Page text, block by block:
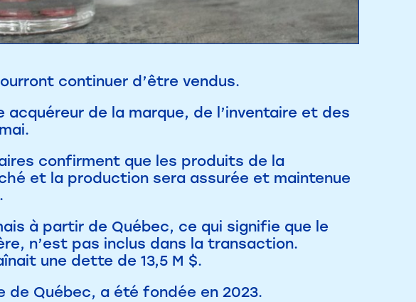
continuer d’être vendus.
de la marque, de l’inventaire et des
confirment que les produits de la
et la production sera assurée et maintenue
à partir de Québec, ce qui signifie que le
n’est pas inclus dans la transaction.
une dette de 13,5 M $.
de Québec, a été fondée en 2023.